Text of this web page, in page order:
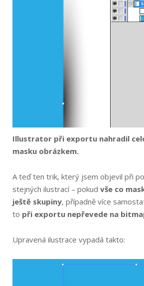
Illustrator při exportu nahradil
masku obrázkem.
A teď ten trik, který jsem objevil při
stejných ilustrací – pokud vše co
ještě skupiny, případně více
to při exportu nepřevede na
Upravená ilustrace vypadá takto: